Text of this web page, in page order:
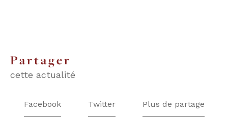
partager
cette actualité
Facebook Twitter Plus de partage